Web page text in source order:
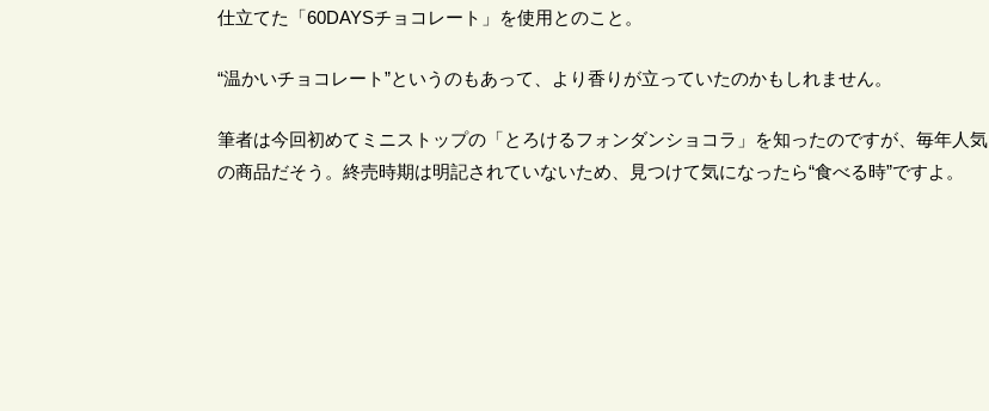
仕立てた「60DAYSチョコレート」を使用とのこと。
“温かいチョコレート”というのもあって、より香りが立っていたのかもしれません。
筆者は今回初めてミニストップの「とろけるフォンダンショコラ」を知ったのですが、毎年人気
の商品だそう。終売時期は明記されていないため、見つけて気になったら“食べる時”ですよ。